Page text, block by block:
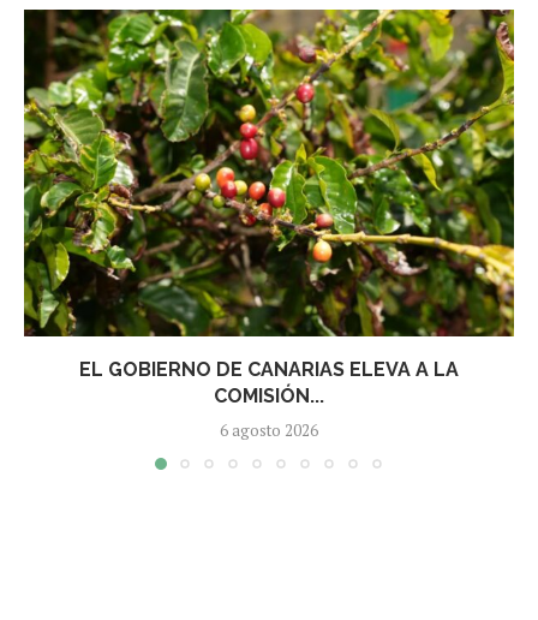
EL GOBIERNO DE CANARIAS ELEVA A LA
COMISIÓN...
6 agosto 2026